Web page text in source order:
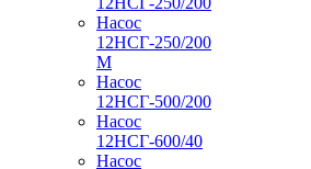
Насос
12НСГ-250/200
М
Насос
12НСГ-500/200
Насос
12НСГ-600/40
Насос